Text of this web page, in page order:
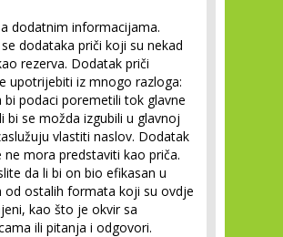
dodatnim informacijama.
dodataka priči koji su nekad
rezerva. Dodatak priči
upotrijebiti iz mnogo razloga:
bi podaci poremetili tok glavne
bi se možda izgubili u glavnoj
vlastiti naslov. Dodatak
ne mora predstaviti kao priča.
da li bi on bio efikasan u
od ostalih formata koji su ovdje
kao što je okvir sa
ili pitanja i odgovori.